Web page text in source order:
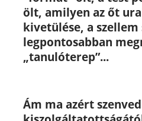
ölt, amilyen az őt
kivetülése, a szellem
legpontosabban
„tanulóterep”...
Ám ma azért